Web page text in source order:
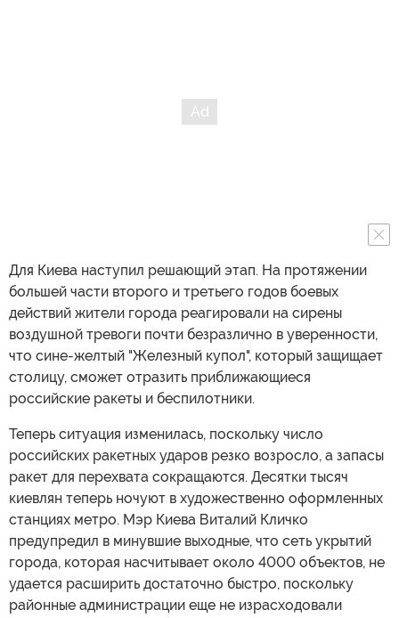
Для Киева наступил решающий этап. На протяжении
большей части второго и третьего годов боевых
действий жители города реагировали на сирены
воздушной тревоги почти безразлично в уверенности,
что сине-желтый "Железный купол", который защищает
столицу, сможет отразить приближающиеся
российские ракеты и беспилотники.
Теперь ситуация изменилась, поскольку число
российских ракетных ударов резко возросло, а запасы
ракет для перехвата сокращаются. Десятки тысяч
киевлян теперь ночуют в художественно оформленных
станциях метро. Мэр Киева Виталий Кличко
предупредил в минувшие выходные, что сеть укрытий
города, которая насчитывает около 4000 объектов, не
удается расширить достаточно быстро, поскольку
районные администрации еще не израсходовали